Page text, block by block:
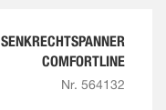
SENKRECHTSPANNER
COMFORTLINE
Nr. 564132